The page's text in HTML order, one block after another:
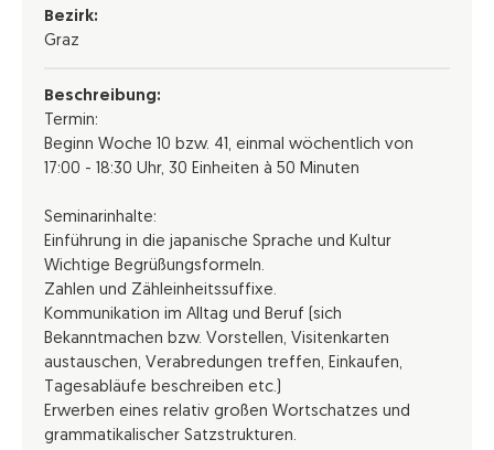
Bezirk:
Graz
Beschreibung:
Termin:
Beginn Woche 10 bzw. 41, einmal wöchentlich von
17:00 - 18:30 Uhr, 30 Einheiten à 50 Minuten
Seminarinhalte:
Einführung in die japanische Sprache und Kultur
Wichtige Begrüßungsformeln.
Zahlen und Zähleinheitssuffixe.
Kommunikation im Alltag und Beruf (sich
Bekanntmachen bzw. Vorstellen, Visitenkarten
austauschen, Verabredungen treffen, Einkaufen,
Tagesabläufe beschreiben etc.)
Erwerben eines relativ großen Wortschatzes und
grammatikalischer Satzstrukturen.